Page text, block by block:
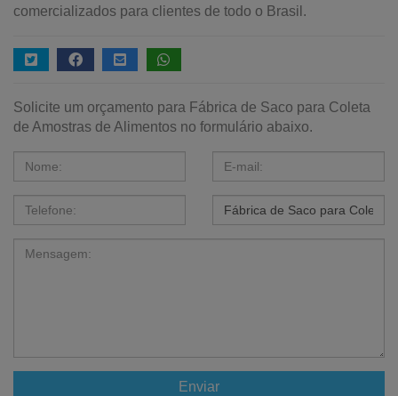
comercializados para clientes de todo o Brasil.
Solicite um orçamento para Fábrica de Saco para Coleta
de Amostras de Alimentos no formulário abaixo.
Enviar